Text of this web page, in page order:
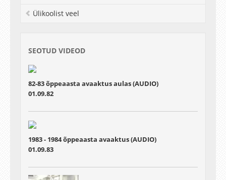
Ülikoolist veel
SEOTUD VIDEOD
82-83 õppeaasta avaaktus aulas (AUDIO)
01.09.82
1983 - 1984 õppeaasta avaaktus (AUDIO)
01.09.83